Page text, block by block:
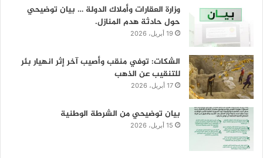
وزارة العقارات وأملاك الدولة … بيان توضيحي
حول حادثة هدم المنازل.
19 أبريل، 2026
الشكات: توفي منقب وأصيب آخر إثر انهيار بئر
للتنقيب عن الذهب
17 أبريل، 2026
بيان توضيحي من الشرطة الوطنية
15 أبريل، 2026